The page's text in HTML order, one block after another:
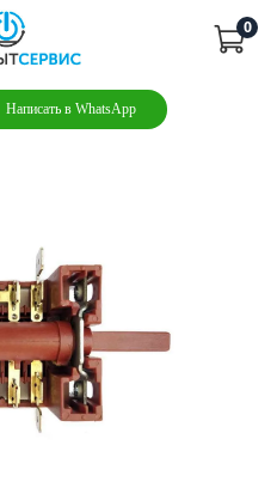
0
Написать в WhatsApp